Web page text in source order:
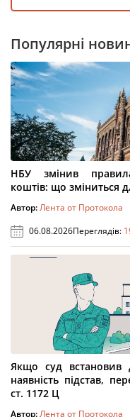
Популярні
НБУ змінив
коштів: що зміниться
Автор:Лента от Протокола
06.08.2026Переглядів:
Якщо суд встановив
наявність підстав,
ст. 1172 Ц
Автор:Лента от Протокола